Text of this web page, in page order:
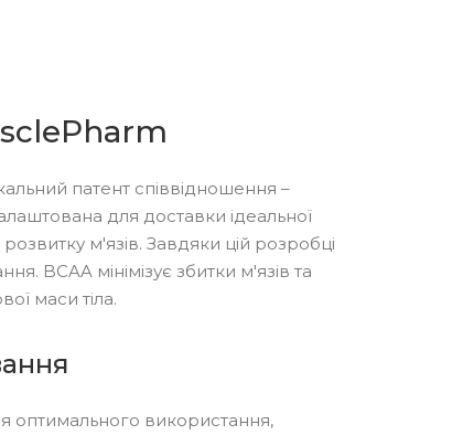
патент співвідношення –
для доставки ідеальної
розвитку м'язів. Завдяки цій розробці
BCAA мінімізує збитки м'язів та
маси тіла.
оптимального використання,